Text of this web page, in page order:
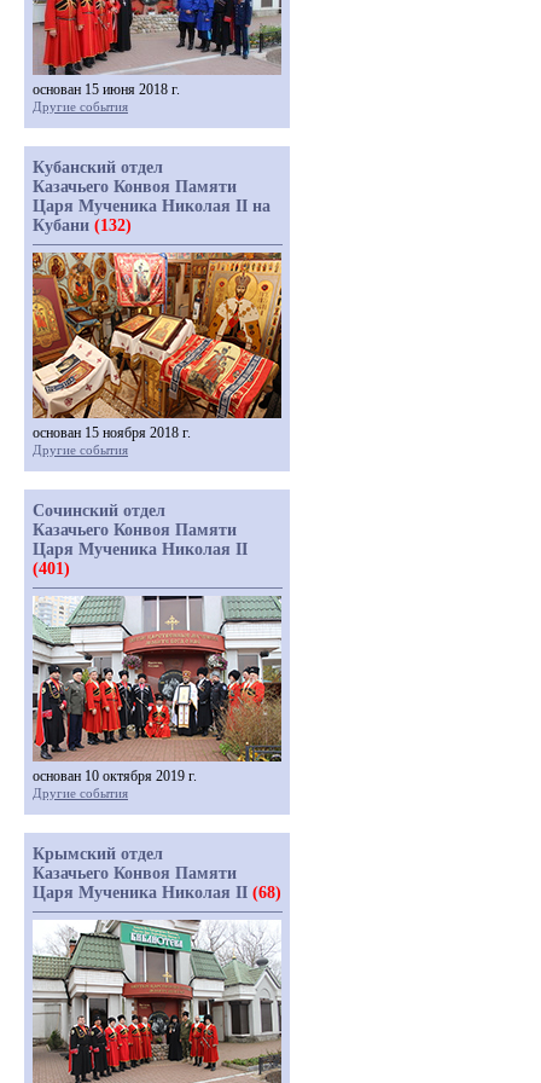
основан 15 июня 2018 г.
Другие события
Кубанский отдел
Казачьего Конвоя Памяти
Царя Мученика Николая II на
Кубани (132)
основан 15 ноября 2018 г.
Другие события
Сочинский отдел
Казачьего Конвоя Памяти
Царя Мученика Николая II
(401)
основан 10 октября 2019 г.
Другие события
Крымский отдел
Казачьего Конвоя Памяти
Царя Мученика Николая II (68)